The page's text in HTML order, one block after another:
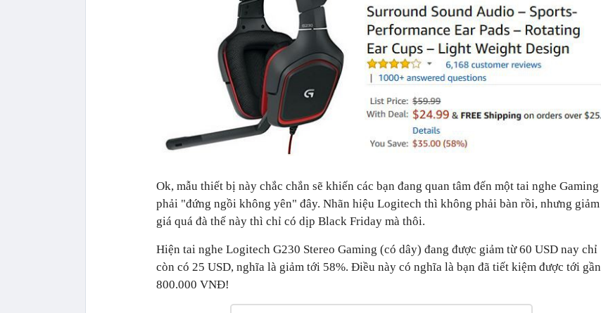
Ok, mẫu thiết bị này chắc chắn sẽ khiến các bạn đang quan tâm đến một tai nghe Gaming
phải "đứng ngồi không yên" đây. Nhãn hiệu Logitech thì không phải bàn rồi, nhưng giảm
giá quá đà thế này thì chỉ có dịp Black Friday mà thôi.
Hiện tai nghe Logitech G230 Stereo Gaming (có dây) đang được giảm từ 60 USD nay chỉ
còn có 25 USD, nghĩa là giảm tới 58%. Điều này có nghĩa là bạn đã tiết kiệm được tới gần
800.000 VNĐ!